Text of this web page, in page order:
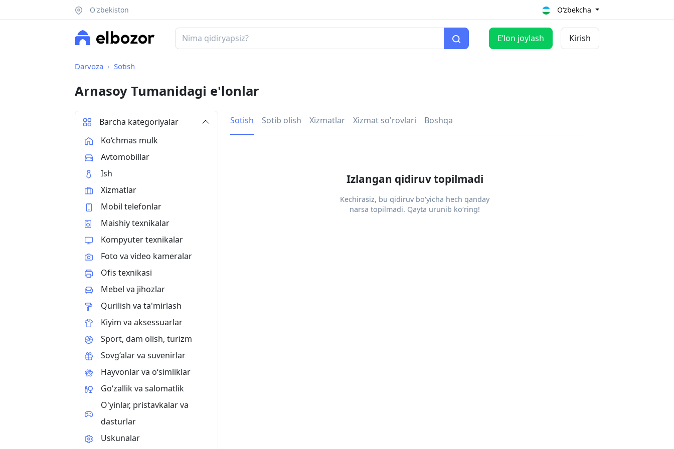
O'zbekiston O‘zbekcha
Eʼlon joylash Kirish
Darvoza Sotish
Arnasoy Tumanidagi e'lonlar
Sotish Sotib olish Xizmatlar Xizmat so'rovlari Boshqa
Izlangan qidiruv topilmadi
Kechirasiz, bu qidiruv bo‘yicha hech qanday
narsa topilmadi. Qayta urunib ko‘ring!
Barcha kategoriyalar
Ko‘chmas mulk
Avtomobillar
Ish
Xizmatlar
Mobil telefonlar
Maishiy texnikalar
Kompyuter texnikalar
Foto va video kameralar
Ofis texnikasi
Mebel va jihozlar
Qurilish va ta'mirlash
Kiyim va aksessuarlar
Sport, dam olish, turizm
Sovg‘alar va suvenirlar
Hayvonlar va o‘simliklar
Go‘zallik va salomatlik
O'yinlar, pristavkalar va
dasturlar
Uskunalar